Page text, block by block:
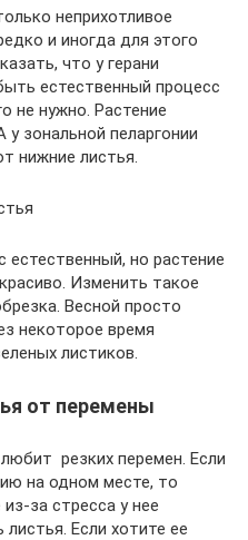
неприхотливое
и иногда для этого
что у герани
естественный процесс
не нужно. Растение
зональной пеларгонии
нижние листья.
но растение
Изменить такое
Весной просто
некоторое время
листиков.
от перемены
резких перемен. Если
на одном месте, то
за стресса у нее
Если хотите ее